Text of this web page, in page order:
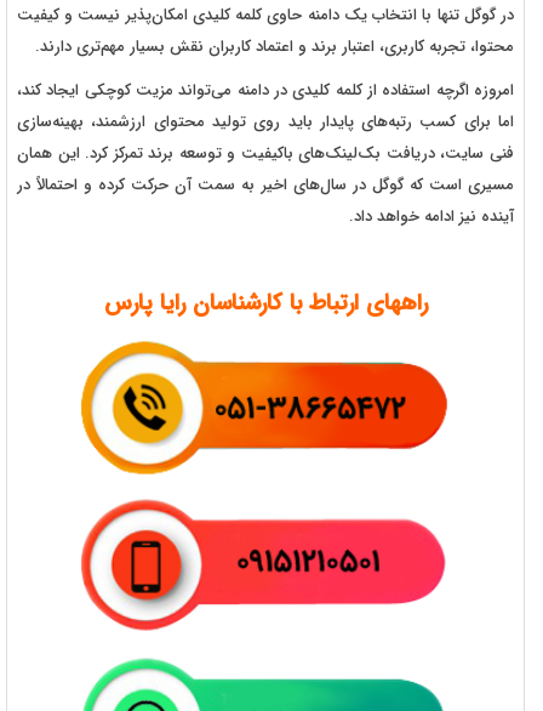
در گوگل تنها با انتخاب یک دامنه حاوی کلمه کلیدی امکان‌پذیر نیست و کیفیت
محتوا، تجربه کاربری، اعتبار برند و اعتماد کاربران نقش بسیار مهم‌تری دارند.
امروزه اگرچه استفاده از کلمه کلیدی در دامنه می‌تواند مزیت کوچکی ایجاد کند،
اما برای کسب رتبه‌های پایدار باید روی تولید محتوای ارزشمند، بهینه‌سازی
فنی سایت، دریافت بک‌لینک‌های باکیفیت و توسعه برند تمرکز کرد. این همان
مسیری است که گوگل در سال‌های اخیر به سمت آن حرکت کرده و احتمالاً در
آینده نیز ادامه خواهد داد.
راههای ارتباط با کارشناسان رایا پارس